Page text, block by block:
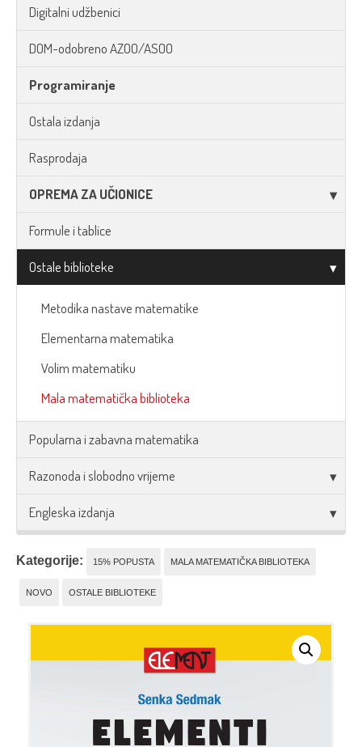
Digitalni udžbenici
DOM-odobreno AZOO/ASOO
Programiranje
Ostala izdanja
Rasprodaja
OPREMA ZA UČIONICE
Formule i tablice
Ostale biblioteke
Metodika nastave matematike
Elementarna matematika
Volim matematiku
Mala matematička biblioteka
Popularna i zabavna matematika
Razonoda i slobodno vrijeme
Engleska izdanja
Kategorije: 15% POPUSTA MALA MATEMATIČKA BIBLIOTEKA
NOVO OSTALE BIBLIOTEKE